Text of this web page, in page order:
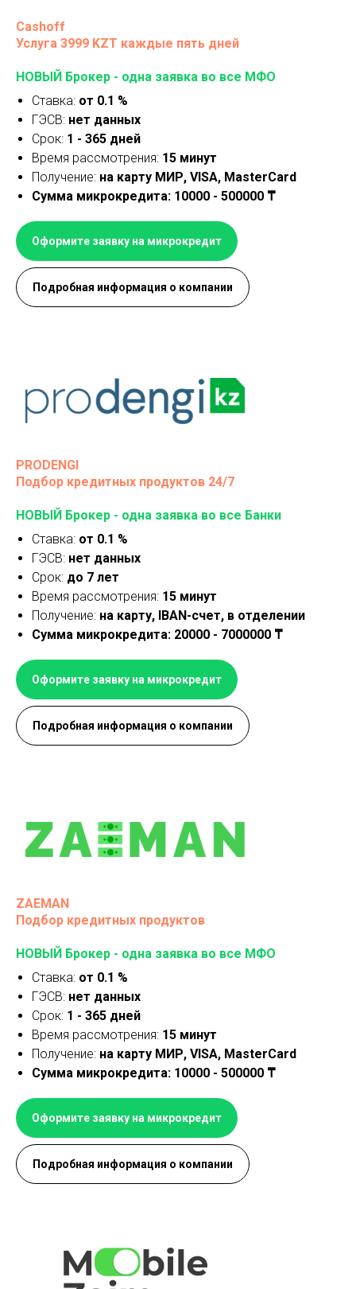
Cashoff
Услуга 3999 KZT каждые пять дней
НОВЫЙ Брокер - одна заявка во все МФО
Ставка: от 0.1 %
ГЭСВ: нет данных
Срок: 1 - 365 дней
Время рассмотрения: 15 минут
Получение: на карту МИР, VISA, MasterCard
Сумма микрокредита: 10000 - 500000 ₸
Оформите заявку на микрокредит
Подробная информация о компании
PRODENGI
Подбор кредитных продуктов 24/7
НОВЫЙ Брокер - одна заявка во все Банки
Ставка: от 0.1 %
ГЭСВ: нет данных
Срок: до 7 лет
Время рассмотрения: 15 минут
Получение: на карту, IBAN-счет, в отделении
Сумма микрокредита: 20000 - 7000000 ₸
Оформите заявку на микрокредит
Подробная информация о компании
ZAEMAN
Подбор кредитных продуктов
НОВЫЙ Брокер - одна заявка во все МФО
Ставка: от 0.1 %
ГЭСВ: нет данных
Срок: 1 - 365 дней
Время рассмотрения: 15 минут
Получение: на карту МИР, VISA, MasterCard
Сумма микрокредита: 10000 - 500000 ₸
Оформите заявку на микрокредит
Подробная информация о компании